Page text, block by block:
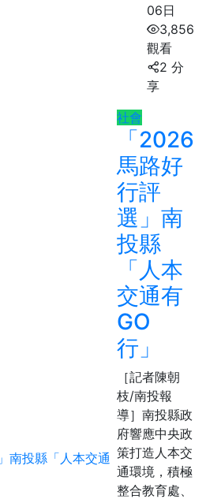
06日
3,856
觀看
2 分
享
社會
「2026
馬路好
行評
選」南
投縣
「人本
交通有
GO
行」
［記者陳朝
枝/南投報
導］南投縣政
府響應中央政
策打造人本交
通環境，積極
整合教育處、